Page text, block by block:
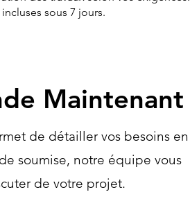
sous 7 jours.
Maintenant
de détailler vos besoins en
soumise, notre équipe vous
de votre projet.